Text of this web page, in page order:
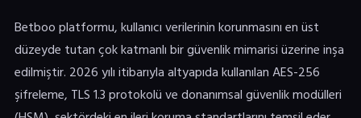
Betboo platformu, kullanıcı verilerinin korunmasını en üst
düzeyde tutan çok katmanlı bir güvenlik mimarisi üzerine inşa
edilmiştir. 2026 yılı itibarıyla altyapıda kullanılan AES-256
şifreleme, TLS 1.3 protokolü ve donanımsal güvenlik modülleri